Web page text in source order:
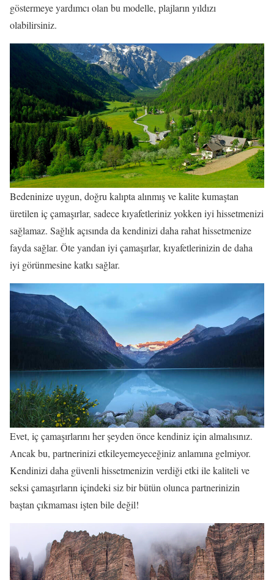
göstermeye yardımcı olan bu modelle, plajların yıldızı
olabilirsiniz.
Bedeninize uygun, doğru kalıpta alınmış ve kalite kumaştan
üretilen iç çamaşırlar, sadece kıyafetleriniz yokken iyi hissetmenizi
sağlamaz. Sağlık açısında da kendinizi daha rahat hissetmenize
fayda sağlar. Öte yandan iyi çamaşırlar, kıyafetlerinizin de daha
iyi görünmesine katkı sağlar.
Evet, iç çamaşırlarını her şeyden önce kendiniz için almalısınız.
Ancak bu, partnerinizi etkileyemeyeceğiniz anlamına gelmiyor.
Kendinizi daha güvenli hissetmenizin verdiği etki ile kaliteli ve
seksi çamaşırların içindeki siz bir bütün olunca partnerinizin
baştan çıkmaması işten bile değil!